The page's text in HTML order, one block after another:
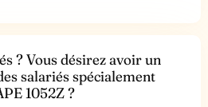
? Vous désirez avoir un
salariés spécialement
1052Z ?